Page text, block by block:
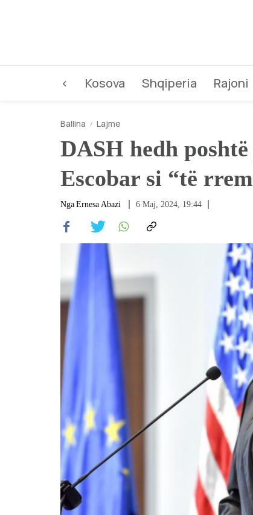
< Kosova Shqiperia Rajoni
Ballina Lajme
DASH hedh
Escobar si “të
Nga Ernesa Abazi 6 Maj, 2024, 19:44